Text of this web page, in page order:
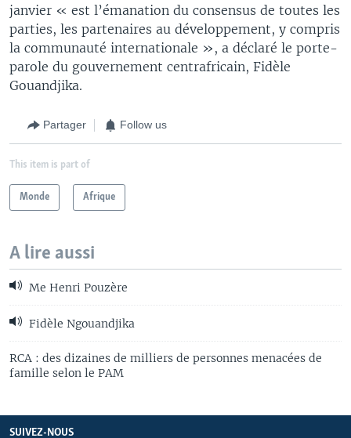
janvier « est l’émanation du consensus de toutes les
parties, les partenaires au développement, y compris
la communauté internationale », a déclaré le porte-
parole du gouvernement centrafricain, Fidèle
Gouandjika.
Partager Follow us
This item is part of
Monde Afrique
A lire aussi
Me Henri Pouzère
Fidèle Ngouandjika
RCA : des dizaines de milliers de personnes menacées de
famille selon le PAM
SUIVEZ-NOUS